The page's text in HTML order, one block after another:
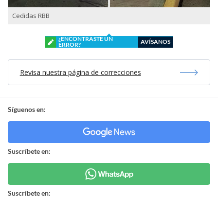
Cedidas RBB
¿ENCONTRASTE UN
ERROR?
AVÍSANOS
Revisa nuestra página de correcciones
Síguenos en:
Suscríbete en:
Suscríbete en: